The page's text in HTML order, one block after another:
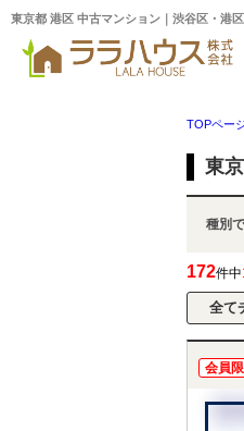
東京都 港区 中古マンション｜渋谷区・港
TOPペー
東
種別
172件中
会員